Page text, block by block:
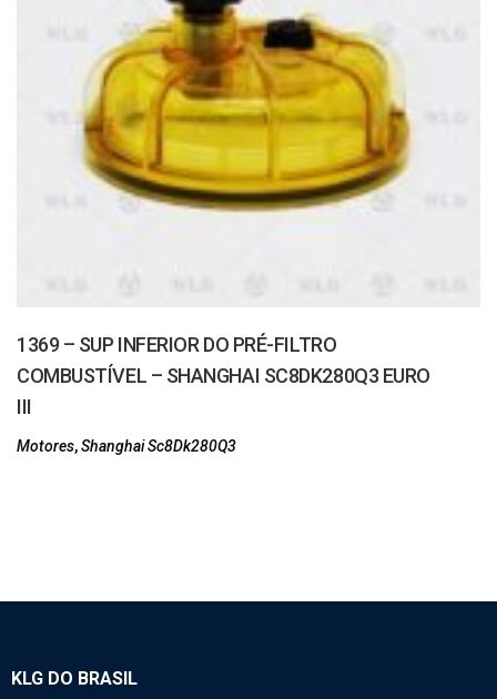
1369 – SUP INFERIOR DO PRÉ-FILTRO
COMBUSTÍVEL – SHANGHAI SC8DK280Q3 EURO
III
Motores,Shanghai Sc8Dk280Q3
KLG DO BRASIL